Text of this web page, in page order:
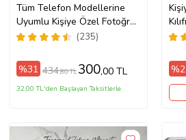
Tüm Telefon Modellerine
Uyumlu Kişiye Özel Fotoğraf
Baskılı Telefon Kılıfı
(235)
%31 434,80 TL 300,00 TL
32,00 TL'den Başlayan Taksitlerle
11/